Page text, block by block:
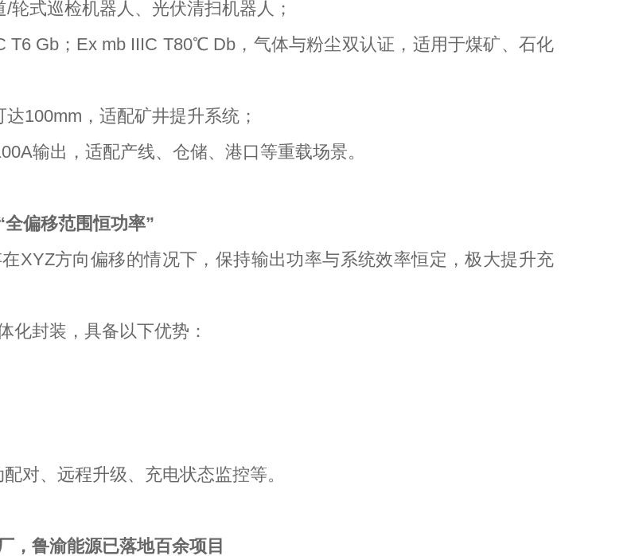
式巡检机器人、光伏清扫机器人；
Gb；Ex mb IIIC T80℃ Db，气体与粉尘双认证，适用于煤矿、石化
100mm，适配矿井提升系统；
输出，适配产线、仓储、港口等重载场景。
偏移范围恒功率”
XYZ方向偏移的情况下，保持输出功率与系统效率恒定，极大提升充
化封装，具备以下优势：
对、远程升级、充电状态监控等。
，鲁渝能源已落地百余项目